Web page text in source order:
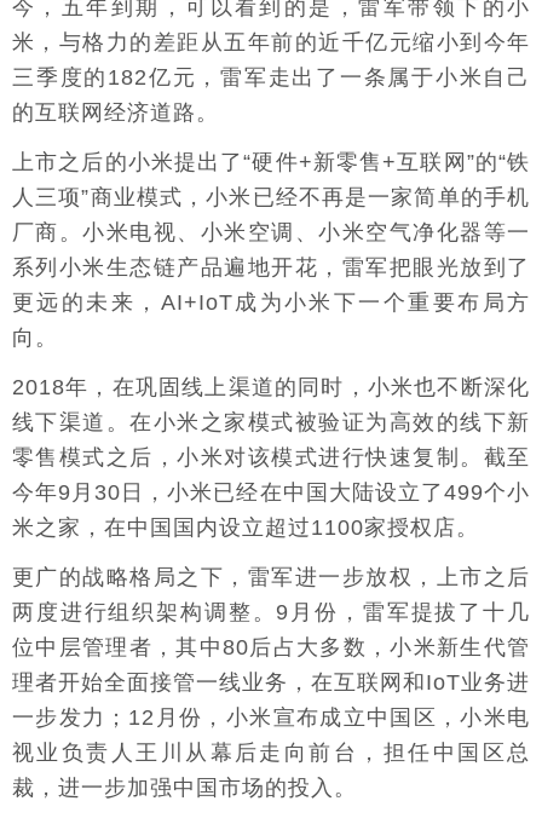
今，五年到期，可以看到的是，雷军带领下的小
米，与格力的差距从五年前的近千亿元缩小到今年
三季度的182亿元，雷军走出了一条属于小米自己
的互联网经济道路。
上市之后的小米提出了“硬件+新零售+互联网”的“铁
人三项”商业模式，小米已经不再是一家简单的手机
厂商。小米电视、小米空调、小米空气净化器等一
系列小米生态链产品遍地开花，雷军把眼光放到了
更远的未来，AI+IoT成为小米下一个重要布局方
向。
2018年，在巩固线上渠道的同时，小米也不断深化
线下渠道。在小米之家模式被验证为高效的线下新
零售模式之后，小米对该模式进行快速复制。截至
今年9月30日，小米已经在中国大陆设立了499个小
米之家，在中国国内设立超过1100家授权店。
更广的战略格局之下，雷军进一步放权，上市之后
两度进行组织架构调整。9月份，雷军提拔了十几
位中层管理者，其中80后占大多数，小米新生代管
理者开始全面接管一线业务，在互联网和IoT业务进
一步发力；12月份，小米宣布成立中国区，小米电
视业负责人王川从幕后走向前台，担任中国区总
裁，进一步加强中国市场的投入。